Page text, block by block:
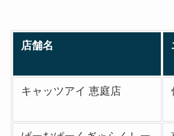
店舗名
キャッツアイ 恵庭店